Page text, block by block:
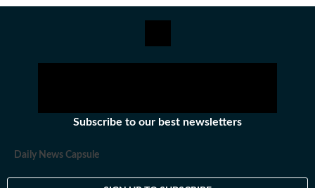
(সিএবি), স্পোর্টসকিডার মতো সংস্থায় ইন্টার্নশিপ করার পরে ২০১৮ সাল থেকে
অয়নের পেশাদার জীবনের সূচনা হয়। পেশাদার সাংবাদিক জীবনের শুরুটা হয়
হিন্দুস্তান টাইমস বাংলা চালু হয়। অর্থাৎ একেবারে প্রথম থেকেই হিন্দুস্তান
টাইমস বাংলায় আছেন। বর্তমানে ডিজিটাল প্ল্যাটফর্মে পশ্চিমবঙ্গের রাজ্য-রাজনীতি,
খবর, ক্রিকেট-ফুটবলের মতো খেলাধুলোর খবরের প্রতিবেদন লিখে থাকেন।
বিশেষ করে ব্রেকিং নিউজ, রাজনৈতিক বিশ্লেষণ এবং সাধারণ মানুষের দৈনন্দিন
Subscribe to our best newsletters
Daily News Capsule